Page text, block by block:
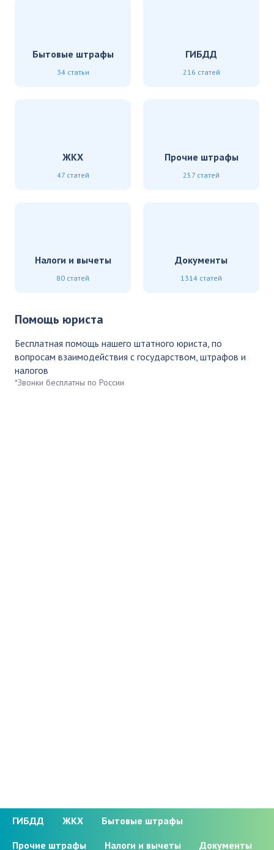
Бытовые штрафы
34 статьи
ГИБДД
216 статей
ЖКХ
47 статей
Прочие штрафы
257 статей
Налоги и вычеты
80 статей
Документы
1314 статей
Помощь юриста
Бесплатная помощь нашего штатного юриста, по
вопросам взаимодействия с государством, штрафов и
налогов
*Звонки бесплатны по России
ГИБДД ЖКХ
Бытовые штрафы
Прочие штрафы
Налоги и вычеты Документы